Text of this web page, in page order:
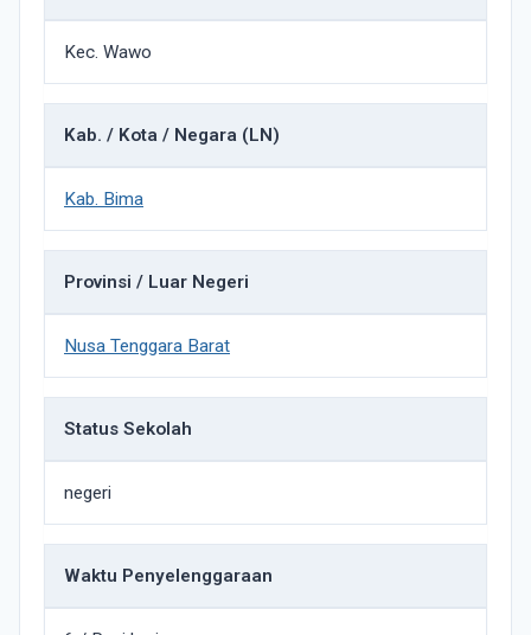
Kec. Wawo
Kab. / Kota / Negara (LN)
Kab. Bima
Provinsi / Luar Negeri
Nusa Tenggara Barat
Status Sekolah
negeri
Waktu Penyelenggaraan